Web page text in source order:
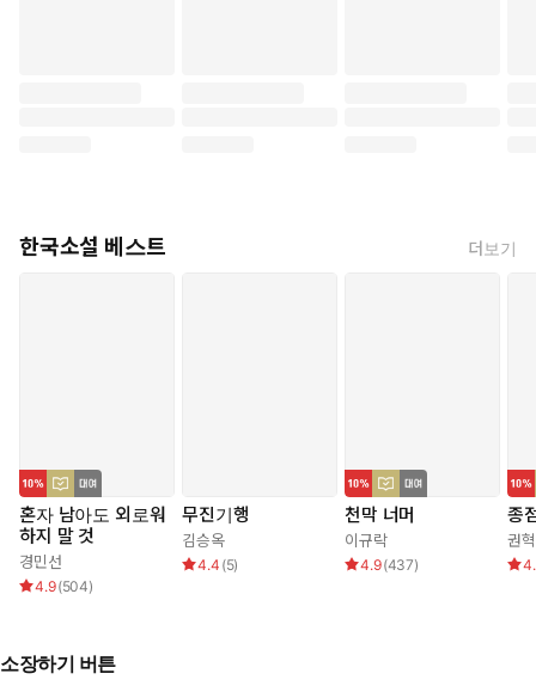
한국소설 베스트 더보기
혼자 남아도 외로워
하지 말 것
경민선
4.9(504)
무진기행
김승옥
4.4 (5)
천막 너머
이규락
4.9(437)
종
권
소장하기 버튼